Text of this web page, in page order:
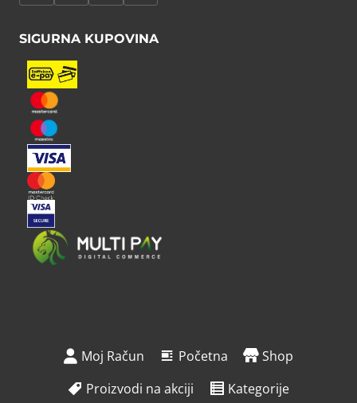
SIGURNA KUPOVINA
Moj Račun Početna
Shop
Proizvodi na akciji
Kategorije